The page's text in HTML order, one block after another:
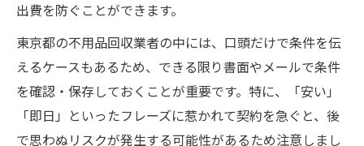
出費を防ぐことができます。
東京都の不用品回収業者の中には、口頭だけで条件を伝
えるケースもあるため、できる限り書面やメールで条件
を確認・保存しておくことが重要です。特に、「安い」
「即日」といったフレーズに惹かれて契約を急ぐと、後